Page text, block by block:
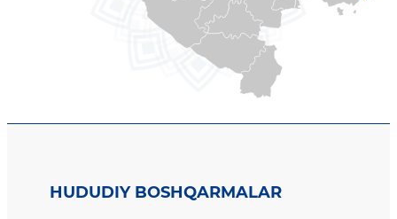
HUDUDIY BOSHQARMALAR